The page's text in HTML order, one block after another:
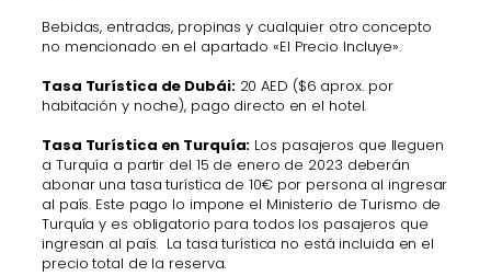
Bebidas, entradas, propinas y cualquier otro concepto
no mencionado en el apartado «El Precio Incluye».
Tasa Turística de Dubái:20 AED ($6 aprox. por
habitación y noche), pago directo en el hotel.
Tasa Turística en Turquía: Los pasajeros que lleguen
a Turquía a partir del 15 de enero de 2023 deberán
abonar una tasa turística de 10€ por persona al ingresar
al país. Este pago lo impone el Ministerio de Turismo de
Turquía y es obligatorio para todos los pasajeros que
ingresan al país. La tasa turística no está incluida en el
precio total de la reserva.